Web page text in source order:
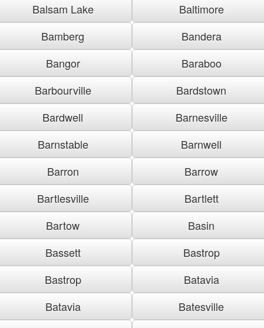
Balsam Lake
Baltimore
Bamberg
Bandera
Bangor
Baraboo
Barbourville
Bardstown
Bardwell
Barnesville
Barnstable
Barnwell
Barron
Barrow
Bartlesville
Bartlett
Bartow
Basin
Bassett
Bastrop
Bastrop
Batavia
Batavia
Batesville